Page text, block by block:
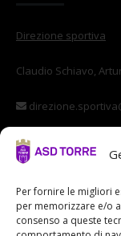
Per fornire le migliori
per memorizzare e/o
consenso a queste
Direzione sportiva
Claudio Schiavo,
Settore giovanile